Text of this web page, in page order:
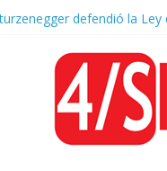
defendió la
Tormentas severas y
Los alquileres de